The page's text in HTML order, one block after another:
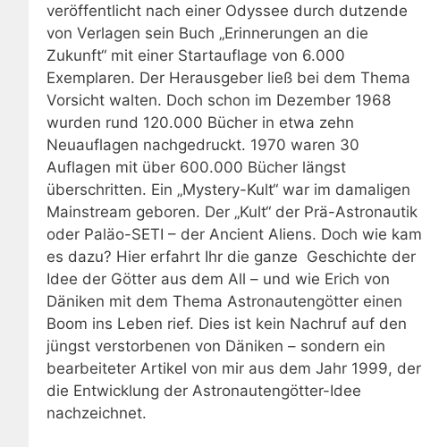
veröffentlicht nach einer Odyssee durch dutzende
von Verlagen sein Buch „Erinnerungen an die
Zukunft“ mit einer Startauflage von 6.000
Exemplaren. Der Herausgeber ließ bei dem Thema
Vorsicht walten. Doch schon im Dezember 1968
wurden rund 120.000 Bücher in etwa zehn
Neuauflagen nachgedruckt. 1970 waren 30
Auflagen mit über 600.000 Bücher längst
überschritten. Ein „Mystery-Kult“ war im damaligen
Mainstream geboren. Der „Kult“ der Prä-Astronautik
oder Paläo-SETI – der Ancient Aliens. Doch wie kam
es dazu? Hier erfahrt Ihr die ganze Geschichte der
Idee der Götter aus dem All – und wie Erich von
Däniken mit dem Thema Astronautengötter einen
Boom ins Leben rief. Dies ist kein Nachruf auf den
jüngst verstorbenen von Däniken – sondern ein
bearbeiteter Artikel von mir aus dem Jahr 1999, der
die Entwicklung der Astronautengötter-Idee
nachzeichnet.